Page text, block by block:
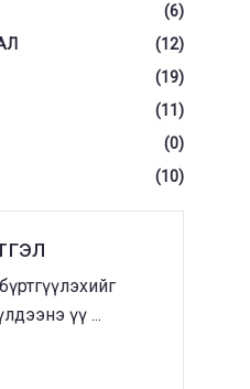
(6)
(12)
(19)
(11)
(0)
(10)
үү ...